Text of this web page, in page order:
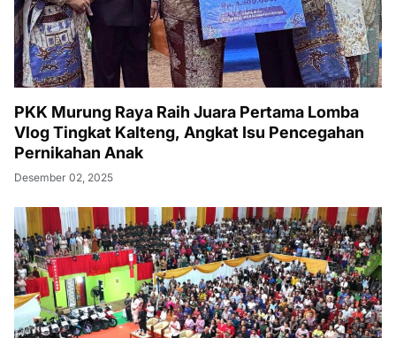
PKK Murung Raya Raih Juara Pertama Lomba
Vlog Tingkat Kalteng, Angkat Isu Pencegahan
Pernikahan Anak
Desember 02, 2025